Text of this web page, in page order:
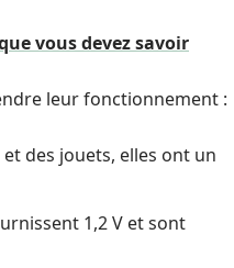
vous devez savoir
leur fonctionnement :
des jouets, elles ont un
1,2 V et sont